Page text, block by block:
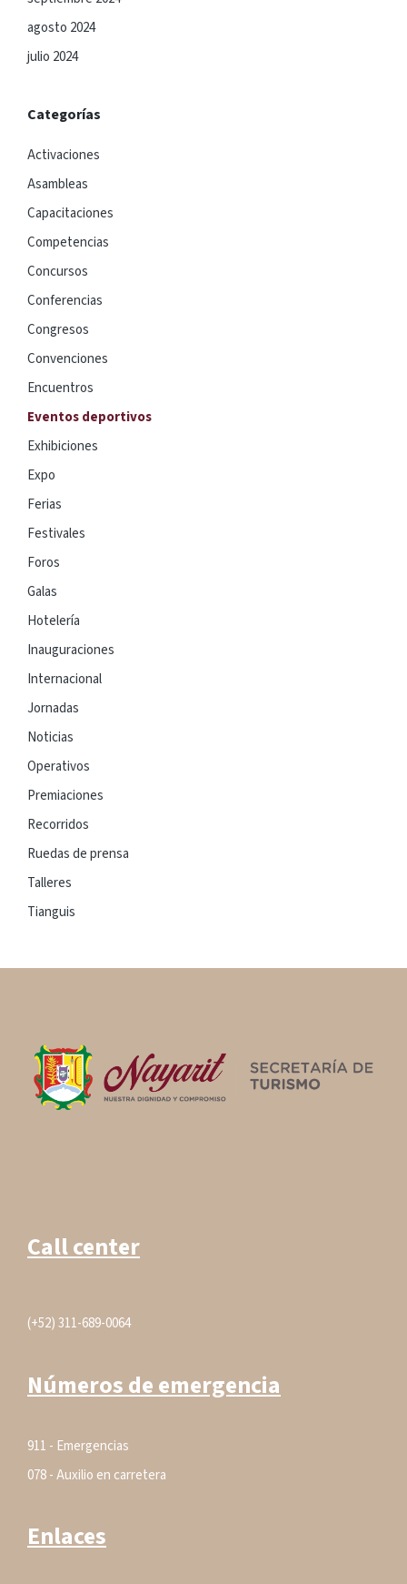
agosto 2024
julio 2024
Categorías
Activaciones
Asambleas
Capacitaciones
Competencias
Concursos
Conferencias
Congresos
Convenciones
Encuentros
Eventos deportivos
Exhibiciones
Expo
Ferias
Festivales
Foros
Galas
Hotelería
Inauguraciones
Internacional
Jornadas
Noticias
Operativos
Premiaciones
Recorridos
Ruedas de prensa
Talleres
Tianguis
Call center
(+52) 311-689-0064
Números de emergencia
911 - Emergencias
078 - Auxilio en carretera
Enlaces